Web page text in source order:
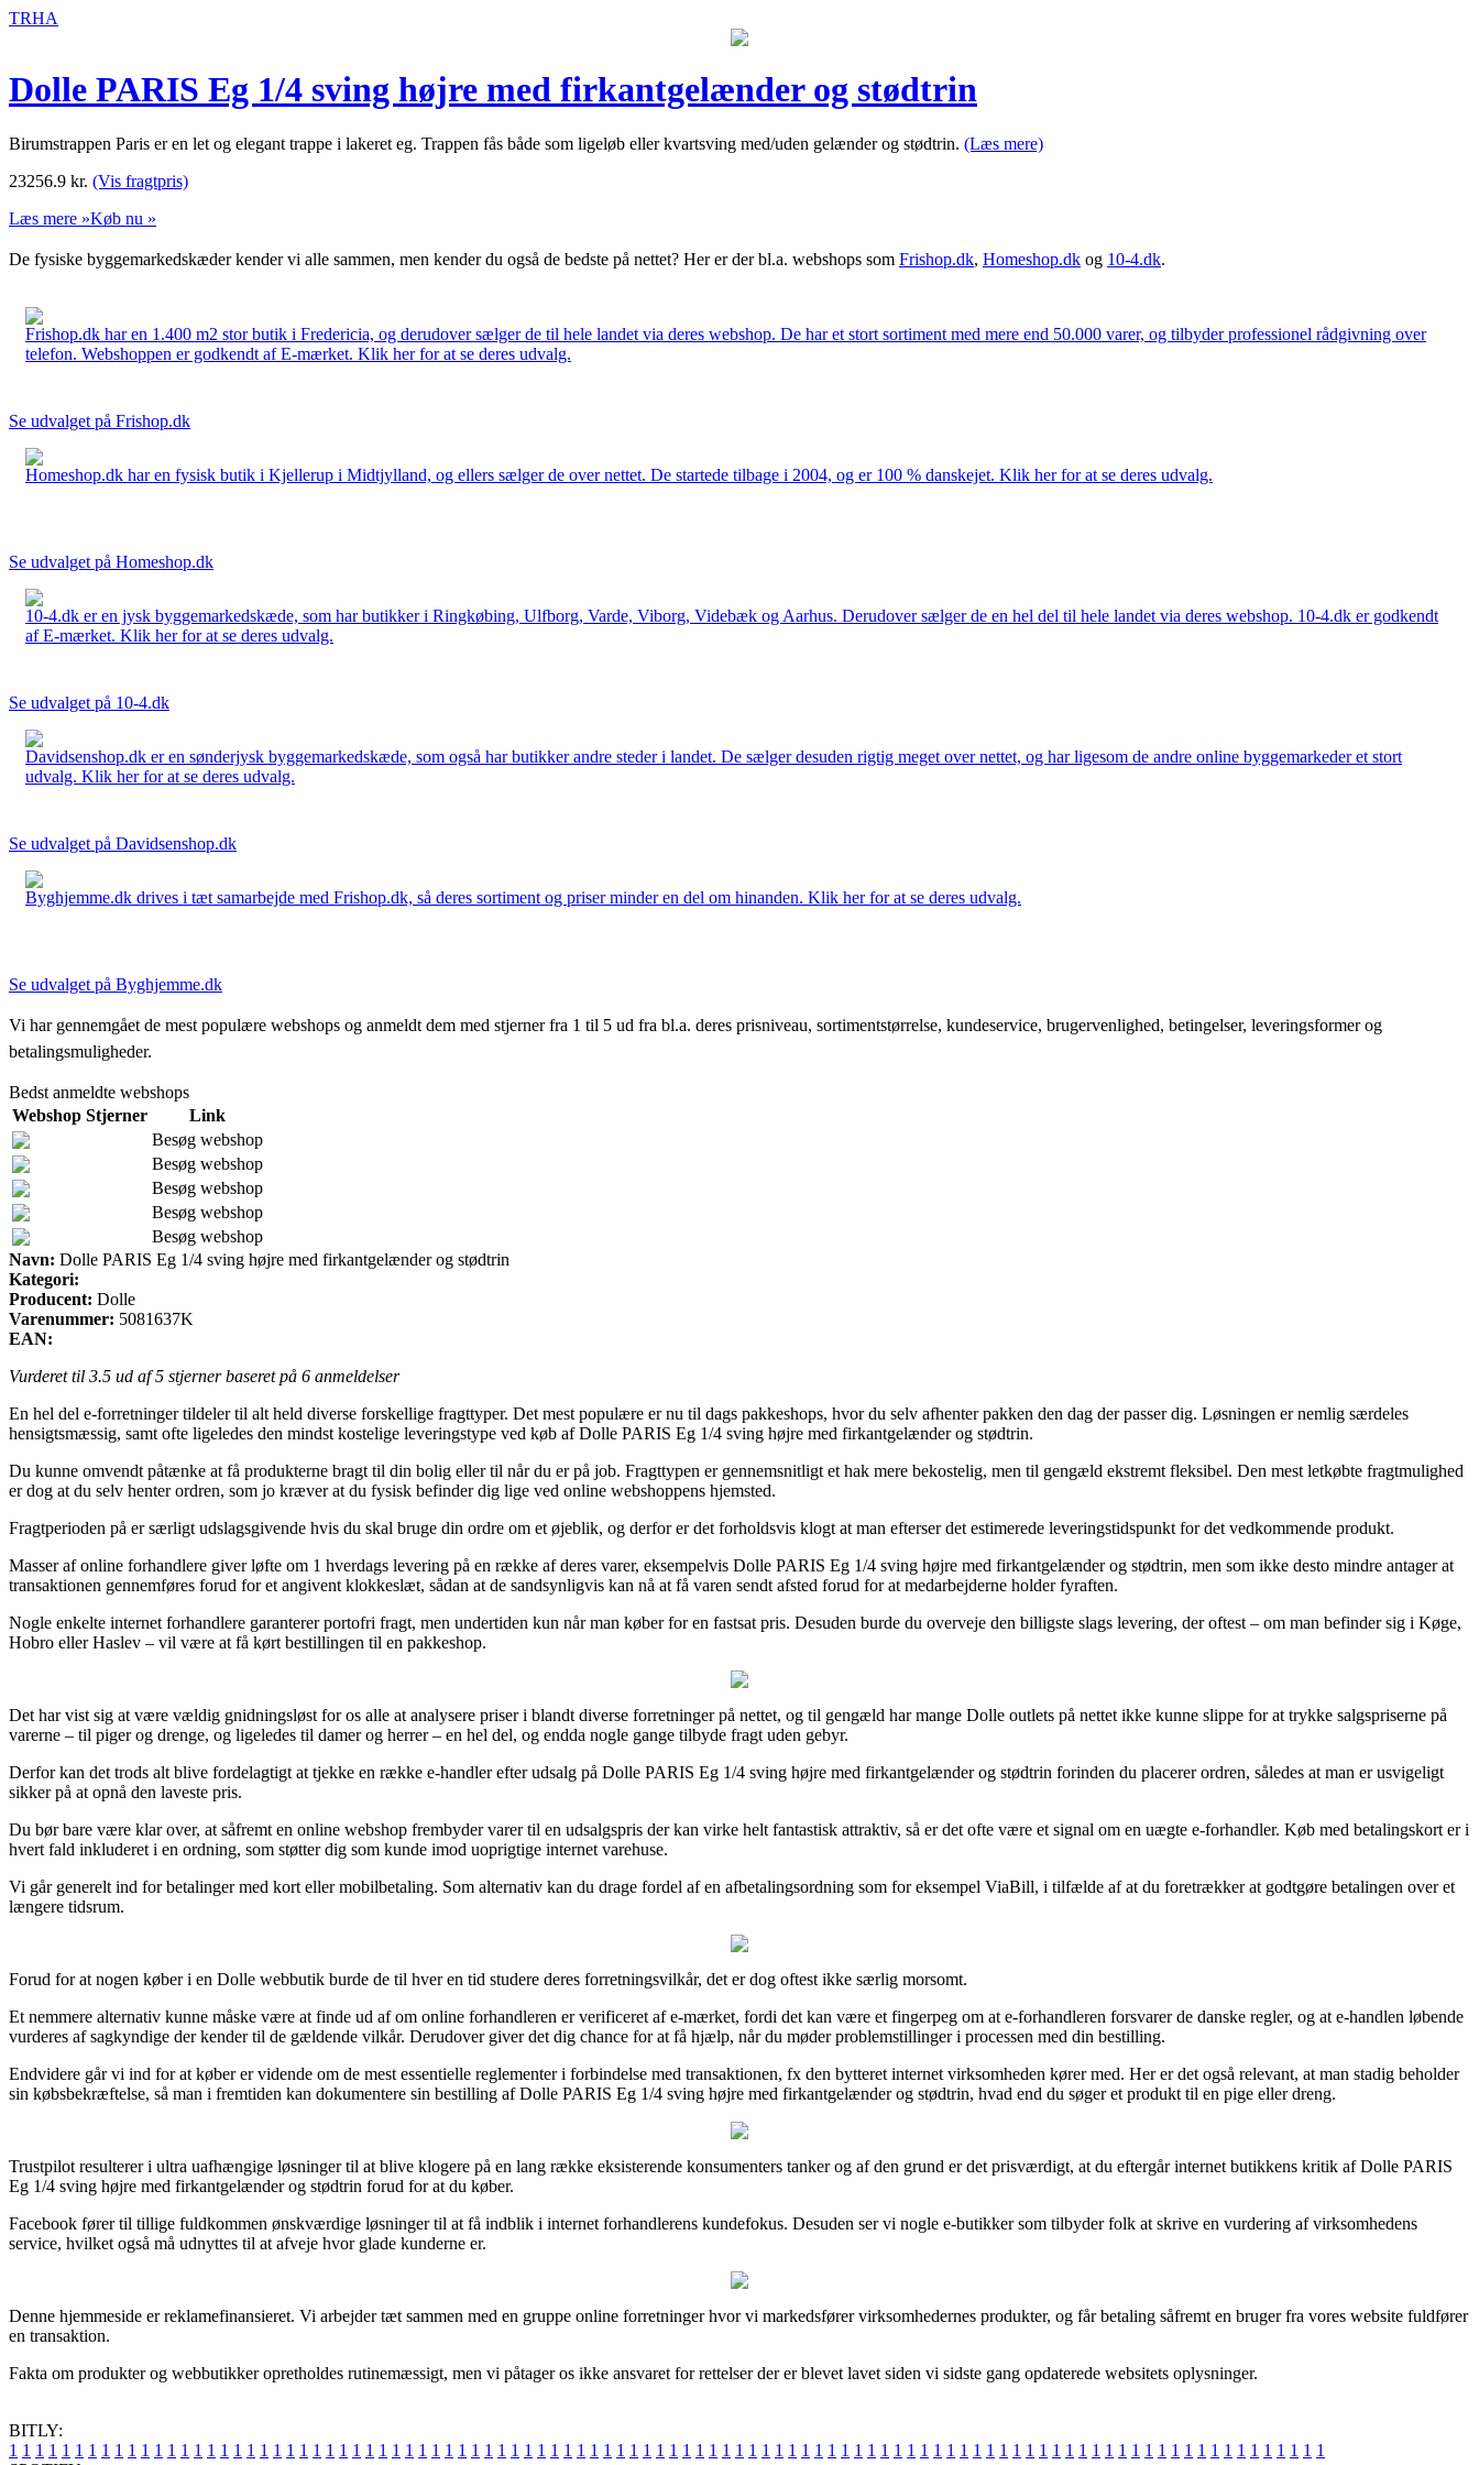
TRHA
Dolle PARIS Eg 1/4 sving højre med firkantgelænder og stødtrin
Birumstrappen Paris er en let og elegant trappe i lakeret eg. Trappen fås både som ligeløb eller kvartsving med/uden gelænder og stødtrin. (Læs mere)
23256.9 kr. (Vis fragtpris)
Læs mere »Køb nu »
De fysiske byggemarkedskæder kender vi alle sammen, men kender du også de bedste på nettet? Her er der bl.a. webshops som Frishop.dk, Homeshop.dk og 10-4.dk.
Frishop.dk har en 1.400 m2 stor butik i Fredericia, og derudover sælger de til hele landet via deres webshop. De har et stort sortiment med mere end 50.000 varer, og tilbyder professionel rådgivning over
telefon. Webshoppen er godkendt af E-mærket. Klik her for at se deres udvalg.
Se udvalget på Frishop.dk
Homeshop.dk har en fysisk butik i Kjellerup i Midtjylland, og ellers sælger de over nettet. De startede tilbage i 2004, og er 100 % danskejet. Klik her for at se deres udvalg.
Se udvalget på Homeshop.dk
10-4.dk er en jysk byggemarkedskæde, som har butikker i Ringkøbing, Ulfborg, Varde, Viborg, Videbæk og Aarhus. Derudover sælger de en hel del til hele landet via deres webshop. 10-4.dk er godkendt
af E-mærket. Klik her for at se deres udvalg.
Se udvalget på 10-4.dk
Davidsenshop.dk er en sønderjysk byggemarkedskæde, som også har butikker andre steder i landet. De sælger desuden rigtig meget over nettet, og har ligesom de andre online byggemarkeder et stort
udvalg. Klik her for at se deres udvalg.
Se udvalget på Davidsenshop.dk
Byghjemme.dk drives i tæt samarbejde med Frishop.dk, så deres sortiment og priser minder en del om hinanden. Klik her for at se deres udvalg.
Se udvalget på Byghjemme.dk
Vi har gennemgået de mest populære webshops og anmeldt dem med stjerner fra 1 til 5 ud fra bl.a. deres prisniveau, sortimentstørrelse, kundeservice, brugervenlighed, betingelser, leveringsformer og
betalingsmuligheder.
Bedst anmeldte webshops
Webshop Stjerner
Link
Besøg webshop
Besøg webshop
Besøg webshop
Besøg webshop
Besøg webshop
Navn: Dolle PARIS Eg 1/4 sving højre med firkantgelænder og stødtrin
Kategori:
Producent: Dolle
Varenummer: 5081637K
EAN:
Vurderet til 3.5 ud af 5 stjerner baseret på 6 anmeldelser
En hel del e-forretninger tildeler til alt held diverse forskellige fragttyper. Det mest populære er nu til dags pakkeshops, hvor du selv afhenter pakken den dag der passer dig. Løsningen er nemlig særdeles
hensigtsmæssig, samt ofte ligeledes den mindst kostelige leveringstype ved køb af Dolle PARIS Eg 1/4 sving højre med firkantgelænder og stødtrin.
Du kunne omvendt påtænke at få produkterne bragt til din bolig eller til når du er på job. Fragttypen er gennemsnitligt et hak mere bekostelig, men til gengæld ekstremt fleksibel. Den mest letkøbte fragtmulighed
er dog at du selv henter ordren, som jo kræver at du fysisk befinder dig lige ved online webshoppens hjemsted.
Fragtperioden på er særligt udslagsgivende hvis du skal bruge din ordre om et øjeblik, og derfor er det forholdsvis klogt at man efterser det estimerede leveringstidspunkt for det vedkommende produkt.
Masser af online forhandlere giver løfte om 1 hverdags levering på en række af deres varer, eksempelvis Dolle PARIS Eg 1/4 sving højre med firkantgelænder og stødtrin, men som ikke desto mindre antager at
transaktionen gennemføres forud for et angivent klokkeslæt, sådan at de sandsynligvis kan nå at få varen sendt afsted forud for at medarbejderne holder fyraften.
Nogle enkelte internet forhandlere garanterer portofri fragt, men undertiden kun når man køber for en fastsat pris. Desuden burde du overveje den billigste slags levering, der oftest – om man befinder sig i Køge,
Hobro eller Haslev – vil være at få kørt bestillingen til en pakkeshop.
Det har vist sig at være vældig gnidningsløst for os alle at analysere priser i blandt diverse forretninger på nettet, og til gengæld har mange Dolle outlets på nettet ikke kunne slippe for at trykke salgspriserne på
varerne – til piger og drenge, og ligeledes til damer og herrer – en hel del, og endda nogle gange tilbyde fragt uden gebyr.
Derfor kan det trods alt blive fordelagtigt at tjekke en række e-handler efter udsalg på Dolle PARIS Eg 1/4 sving højre med firkantgelænder og stødtrin forinden du placerer ordren, således at man er usvigeligt
sikker på at opnå den laveste pris.
Du bør bare være klar over, at såfremt en online webshop frembyder varer til en udsalgspris der kan virke helt fantastisk attraktiv, så er det ofte være et signal om en uægte e-forhandler. Køb med betalingskort er i
hvert fald inkluderet i en ordning, som støtter dig som kunde imod uoprigtige internet varehuse.
Vi går generelt ind for betalinger med kort eller mobilbetaling. Som alternativ kan du drage fordel af en afbetalingsordning som for eksempel ViaBill, i tilfælde af at du foretrækker at godtgøre betalingen over et
længere tidsrum.
Forud for at nogen køber i en Dolle webbutik burde de til hver en tid studere deres forretningsvilkår, det er dog oftest ikke særlig morsomt.
Et nemmere alternativ kunne måske være at finde ud af om online forhandleren er verificeret af e-mærket, fordi det kan være et fingerpeg om at e-forhandleren forsvarer de danske regler, og at e-handlen løbende
vurderes af sagkyndige der kender til de gældende vilkår. Derudover giver det dig chance for at få hjælp, når du møder problemstillinger i processen med din bestilling.
Endvidere går vi ind for at køber er vidende om de mest essentielle reglementer i forbindelse med transaktionen, fx den bytteret internet virksomheden kører med. Her er det også relevant, at man stadig beholder
sin købsbekræftelse, så man i fremtiden kan dokumentere sin bestilling af Dolle PARIS Eg 1/4 sving højre med firkantgelænder og stødtrin, hvad end du søger et produkt til en pige eller dreng.
Trustpilot resulterer i ultra uafhængige løsninger til at blive klogere på en lang række eksisterende konsumenters tanker og af den grund er det prisværdigt, at du eftergår internet butikkens kritik af Dolle PARIS
Eg 1/4 sving højre med firkantgelænder og stødtrin forud for at du køber.
Facebook fører til tillige fuldkommen ønskværdige løsninger til at få indblik i internet forhandlerens kundefokus. Desuden ser vi nogle e-butikker som tilbyder folk at skrive en vurdering af virksomhedens
service, hvilket også må udnyttes til at afveje hvor glade kunderne er.
Denne hjemmeside er reklamefinansieret. Vi arbejder tæt sammen med en gruppe online forretninger hvor vi markedsfører virksomhedernes produkter, og får betaling såfremt en bruger fra vores website fuldfører
en transaktion.
Fakta om produkter og webbutikker opretholdes rutinemæssigt, men vi påtager os ikke ansvaret for rettelser der er blevet lavet siden vi sidste gang opdaterede websitets oplysninger.
BITLY:
1 1 1 1 1 1 1 1 1 1 1 1 1 1 1 1 1 1 1 1 1 1 1 1 1 1 1 1 1 1 1 1 1 1 1 1 1 1 1 1 1 1 1 1 1 1 1 1 1 1 1 1 1 1 1 1 1 1 1 1 1 1 1 1 1 1 1 1 1 1 1 1 1 1 1 1 1 1 1 1 1 1 1 1 1 1 1 1 1 1 1 1 1 1 1 1 1 1 1 1